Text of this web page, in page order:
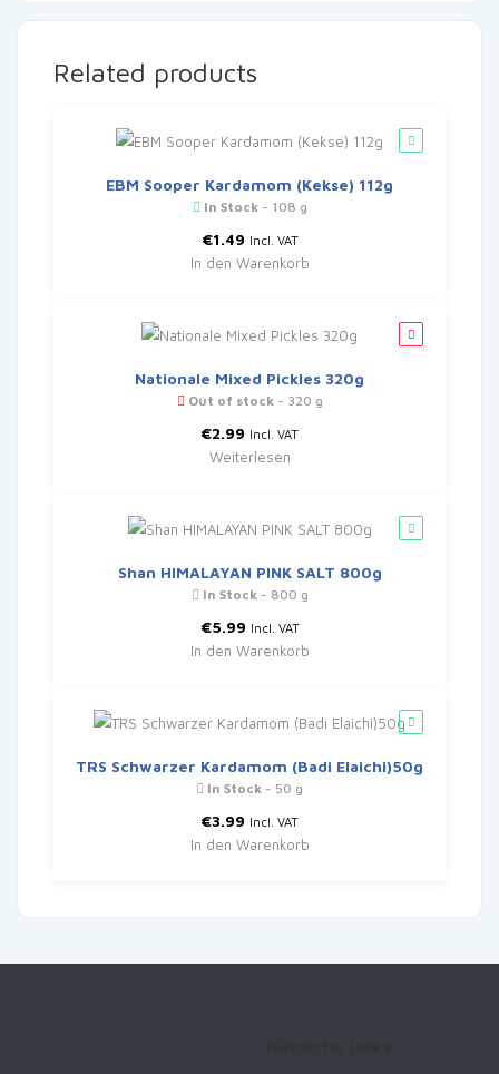
Related products
EBM Sooper Kardamom (Kekse) 112g
In Stock- 108 g
€1.49 Incl. VAT
In den Warenkorb
Nationale Mixed Pickles 320g
Out of stock- 320 g
€2.99 Incl. VAT
Weiterlesen
Shan HIMALAYAN PINK SALT 800g
In Stock- 800 g
€5.99 Incl. VAT
In den Warenkorb
TRS Schwarzer Kardamom (Badi Elaichi)50g
In Stock - 50 g
€3.99 Incl. VAT
In den Warenkorb